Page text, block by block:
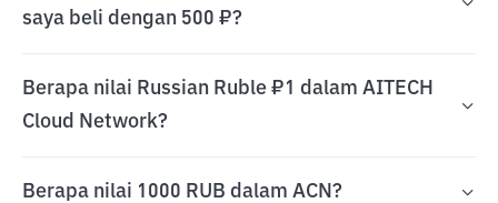
saya beli dengan 500 ₽?
Berapa nilai Russian Ruble ₽1 dalam AITECH
Cloud Network?
Berapa nilai 1000 RUB dalam ACN?